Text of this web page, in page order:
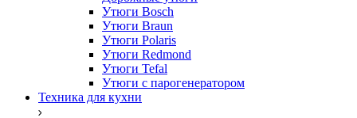
Утюги Bosch
Утюги Braun
Утюги Polaris
Утюги Redmond
Утюги Tefal
Утюги с парогенератором
Техника для кухни